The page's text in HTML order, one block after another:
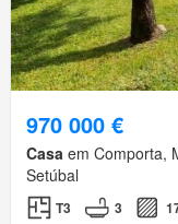
970 000 €
Casa em Comporta,
Setúbal
T3 3